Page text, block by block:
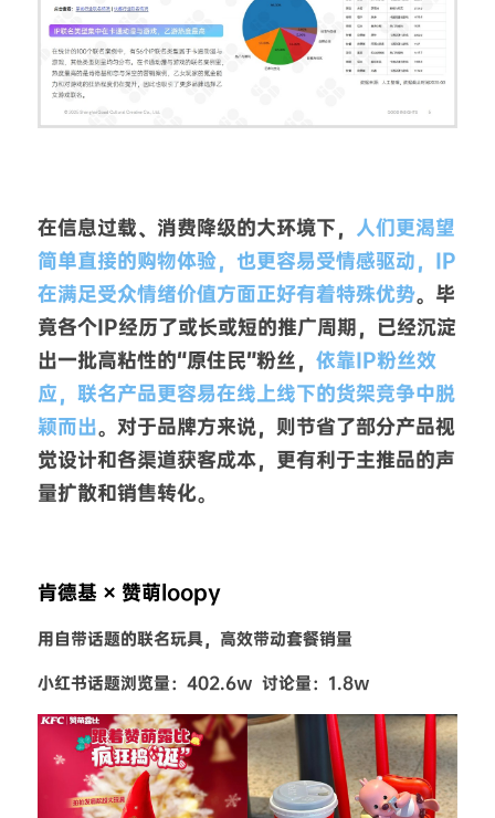
在信息过载、消费降级的大环境下， 人们更渴望
简单直接的购物体验，也更容易受情感驱动，IP
在满足受众情绪价值方面正好有着特殊优势。毕
竟各个IP经历了或长或短的推广周期，已经沉淀
出一批高粘性的“原住民”粉丝， 依靠IP粉丝效
应，联名产品更容易在线上线下的货架竞争中脱
颖而出。对于品牌方来说，则节省了部分产品视
觉设计和各渠道获客成本，更有利于主推品的声
量扩散和销售转化。
肯德基 × 赞萌loopy
用自带话题的联名玩具，高效带动套餐销量
小红书话题浏览量：402.6w  讨论量：1.8w